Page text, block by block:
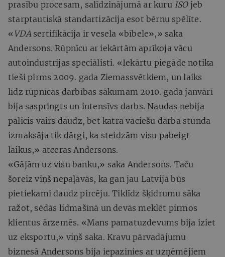
prasību procesam, salīdzinājumā ar kuru ISOjeb
starptautiskā standartizācija esot bērnu spēlīte.
«VDAsertifikācija ir vesela «bībele»,» saka
Andersons. Rūpnīcu ar iekārtām aprīkoja vācu
autoindustrijas speciālisti. «Iekārtu piegāde notika
tieši pirms 2009. gada Ziemassvētkiem, un laiks
līdz rūpnīcas darbības sākumam 2010. gada janvārī
bija saspringts un intensīvs darbs. Naudas nebija
palicis vairs daudz, bet katra vāciešu darba stunda
izmaksāja tik dārgi, ka steidzām visu pabeigt
laikus,» atceras Andersons.
«Gājām uz visu banku,» saka Andersons. Taču
šoreiz viņš nepaļāvās, ka gan jau Latvijā būs
pietiekami daudz pircēju. Tiklīdz šķidrumu sāka
ražot, sēdās lidmašīnā un devās meklēt pirmos
klientus ārzemēs. «Mans pamatuzdevums bija iziet
uz eksportu,» viņš saka. Kravu pārvadājumu
biznesā Andersons bija iepazinies ar uzņēmējiem